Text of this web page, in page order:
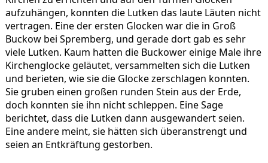
aufzuhängen, konnten die Lutken das laute Läuten nicht
vertragen. Eine der ersten Glocken war die in Groß
Buckow bei Spremberg, und gerade dort gab es sehr
viele Lutken. Kaum hatten die Buckower einige Male ihre
Kirchenglocke geläutet, versammelten sich die Lutken
und berieten, wie sie die Glocke zerschlagen konnten.
Sie gruben einen großen runden Stein aus der Erde,
doch konnten sie ihn nicht schleppen. Eine Sage
berichtet, dass die Lutken dann ausgewandert seien.
Eine andere meint, sie hätten sich überanstrengt und
seien an Entkräftung gestorben.